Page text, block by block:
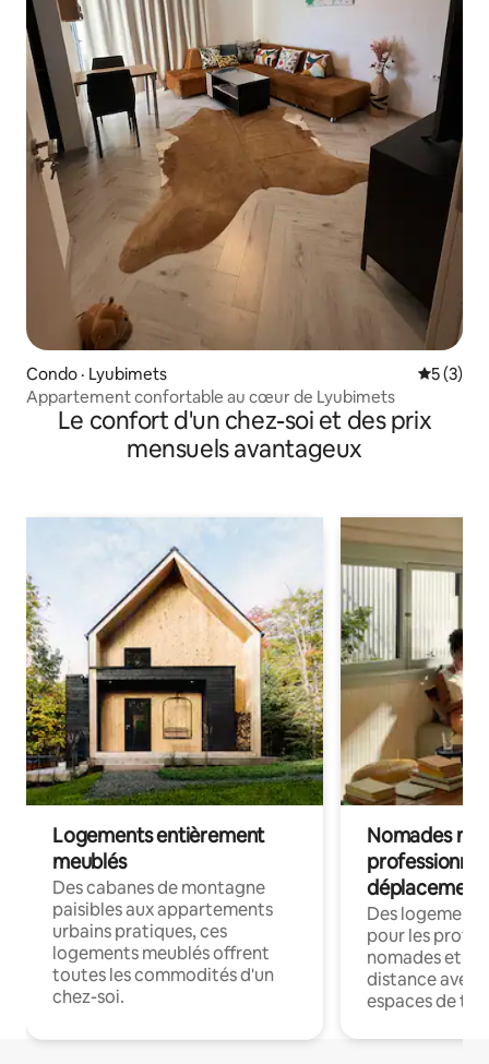
Condo · Lyubimets Note
5 (3)
Appartement confortable au cœur de Lyubimets
Le confort d'un chez-soi et des prix
mensuels avantageux
Logements entièrement
meublés
Des cabanes de montagne
paisibles aux appartements
urbains pratiques, ces
logements meublés offrent
toutes les commodités d'un
chez-soi.
Nomades
déplacement
Des
pour les
nomades et
distance avec
espaces de